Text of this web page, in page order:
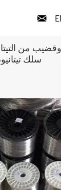

من
سلك